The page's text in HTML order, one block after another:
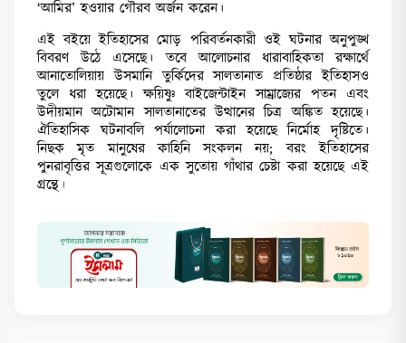
‘আমির’ হওয়ার গৌরব অর্জন করেন।
এই বইয়ে ইতিহাসের মোড় পরিবর্তনকারী ওই ঘটনার অনুপুঙ্খ
বিবরণ উঠে এসেছে। তবে আলোচনার ধারাবাহিকতা রক্ষার্থে
আনাতোলিয়ায় উসমানি তুর্কিদের সালতানাত প্রতিষ্ঠার ইতিহাসও
তুলে ধরা হয়েছে। ক্ষয়িষ্ণু বাইজেন্টাইন সাম্রাজ্যের পতন এবং
উদীয়মান অটোমান সালতানাতের উত্থানের চিত্র অঙ্কিত হয়েছে।
ঐতিহাসিক ঘটনাবলি পর্যালোচনা করা হয়েছে নির্মোহ দৃষ্টিতে।
নিছক মৃত মানুষের কাহিনি সংকলন নয়; বরং ইতিহাসের
পুনরাবৃত্তির সূত্রগুলোকে এক সুতোয় গাঁথার চেষ্টা করা হয়েছে এই
গ্রন্থে।